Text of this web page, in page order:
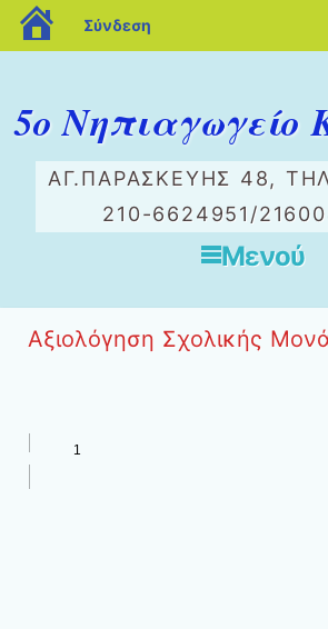
5ο Νηπιαγωγείο
ΑΓ.ΠΑΡΑΣΚΕΥΉΣ 48,
210-6624951/
Μενού
Αξιολόγηση Σχολικής
blogs.sch.gr
Σύνδεση